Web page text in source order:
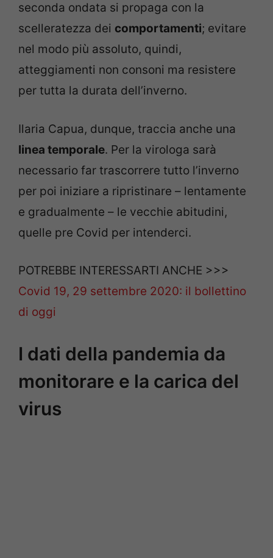
seconda ondata si propaga con la
scelleratezza dei comportamenti; evitare
nel modo più assoluto, quindi,
atteggiamenti non consoni ma resistere
per tutta la durata dell’inverno.
Ilaria Capua, dunque, traccia anche una
linea temporale. Per la virologa sarà
necessario far trascorrere tutto l’inverno
per poi iniziare a ripristinare – lentamente
e gradualmente – le vecchie abitudini,
quelle pre Covid per intenderci.
POTREBBE INTERESSARTI ANCHE >>>
Covid 19, 29 settembre 2020: il bollettino
di oggi
I dati della pandemia da
monitorare e la carica del
virus